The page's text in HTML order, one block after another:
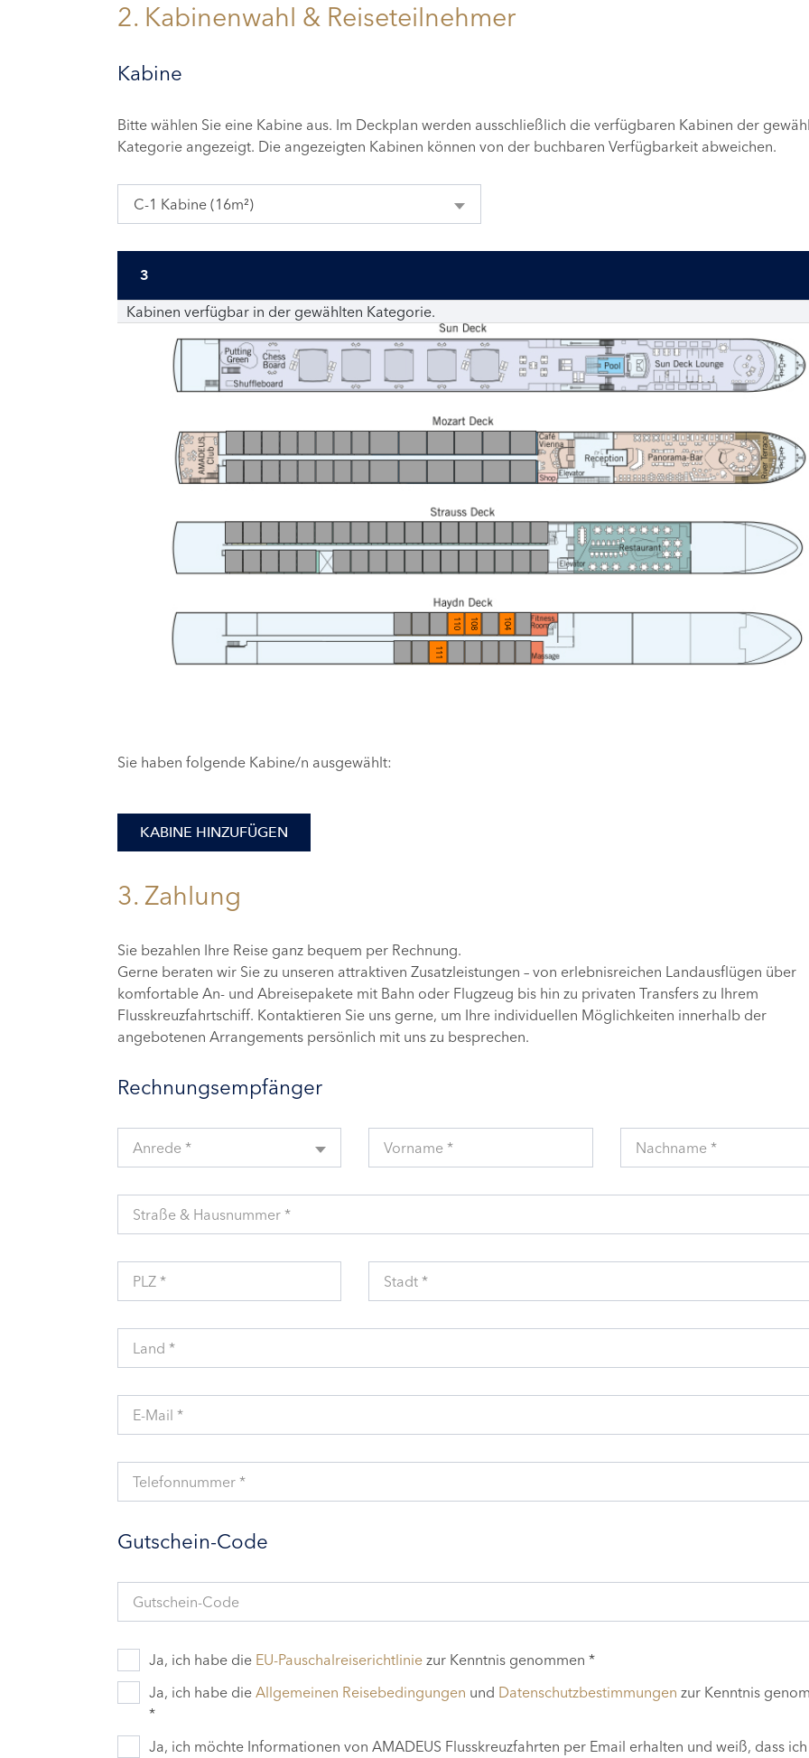
2. Kabinenwahl & Reiseteilnehmer
Kabine
Bitte wählen Sie eine Kabine aus. Im Deckplan werden ausschließlich die verfügbaren Kabinen der
Kategorie angezeigt. Die angezeigten Kabinen können von der buchbaren Verfügbarkeit abweichen.
C-1 Kabine (16m²)
3
Kabinen verfügbar in der gewählten Kategorie.
104
108
110
111
Sie haben folgende Kabine/n ausgewählt:
KABINE HINZUFÜGEN
3. Zahlung
Sie bezahlen Ihre Reise ganz bequem per Rechnung.
Gerne beraten wir Sie zu unseren attraktiven Zusatzleistungen – von erlebnisreichen Landausflügen über
komfortable An- und Abreisepakete mit Bahn oder Flugzeug bis hin zu privaten Transfers zu Ihrem
Flusskreuzfahrtschiff. Kontaktieren Sie uns gerne, um Ihre individuellen Möglichkeiten innerhalb der
angebotenen Arrangements persönlich mit uns zu besprechen.
Rechnungsempfänger
Anrede * Vorname * Nachname *
Straße & Hausnummer *
PLZ * Stadt *
Land *
E-Mail *
Telefonnummer *
Gutschein-Code
Gutschein-Code
Ja, ich habe die EU-Pauschalreiserichtlinie zur Kenntnis genommen *
Ja, ich habe die Allgemeinen Reisebedingungen und Datenschutzbestimmungen zur Kenntnis
*
Ja, ich möchte Informationen von AMADEUS Flusskreuzfahrten per Email erhalten und weiß, dass